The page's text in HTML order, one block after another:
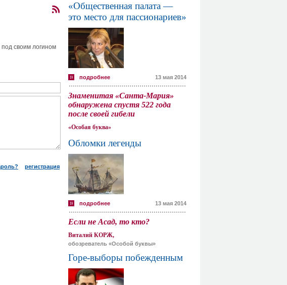
своим логином
регистрация
«Общественная палата —
это место для пассионариев»
подробнее 13 мая 2014
Знаменитая «Санта-Мария»
обнаружена спустя 522 года
после своей гибели
«Особая буква»
Обломки легенды
подробнее 13 мая 2014
Если не Асад, то кто?
Виталий КОРЖ,
обозреватель «Особой буквы»
Горе-выборы побежденным